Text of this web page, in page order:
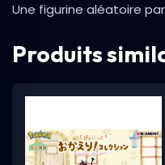
Une figurine aléatoire
Produits